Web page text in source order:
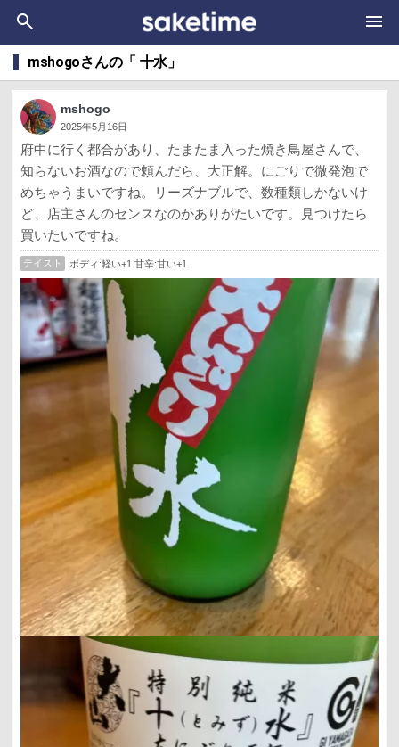
mshogoさんの「 十水」
mshogo
2025年5月16日
府中に行く都合があり、たまたま入った焼き鳥屋さんで、
知らないお酒なので頼んだら、大正解。にごりで微発泡で
めちゃうまいですね。リーズナブルで、数種類しかないけ
ど、店主さんのセンスなのかありがたいです。見つけたら
買いたいですね。
テイスト ボディ:軽い+1 甘辛:甘い+1